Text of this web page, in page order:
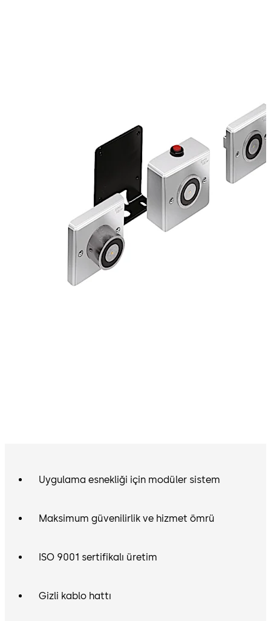
Uygulama esnekliği için modüler sistem
Maksimum güvenilirlik ve hizmet ömrü
ISO 9001 sertifikalı üretim
Gizli kablo hattı